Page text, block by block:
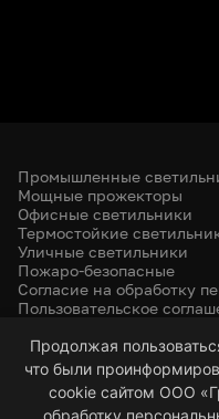
Продолжая
что были
cookie сайтом ООО
обработку
Промышленные
Мощные прожекторы
Офисные светильники
Термостойкие
Уличные светильники
Пожаро-безопасные
Согласие на обработку
Пользовательское
+7 (385) 299-31-31
led-22@bk.ru
г. Барнаул, 656053
ул. Северо-Западная, 57/